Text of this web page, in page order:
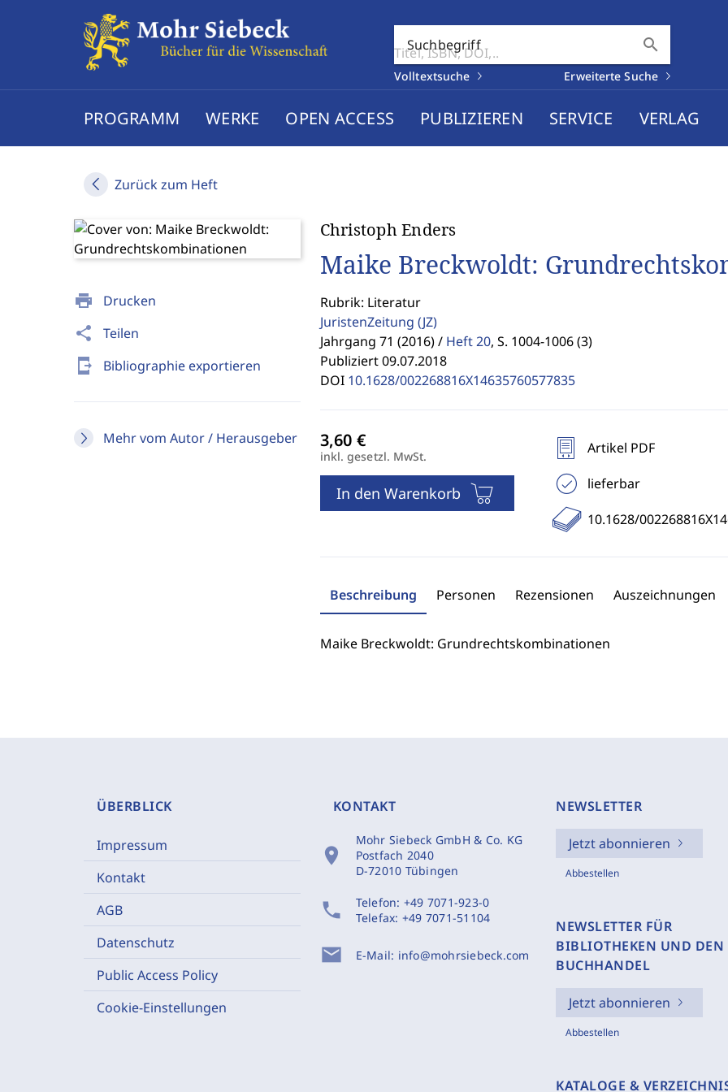
Suchbegriff search
Volltextsuche Erweiterte Suche
PROGRAMM WERKE OPEN ACCESS PUBLIZIEREN SERVICE VERLAG
Zurück zum Heft
print Drucken
share Teilen
send_to_mobile Bibliographie exportieren
Mehr vom Autor / Herausgeber
Christoph Enders
Maike Breckwoldt:
Rubrik: Literatur
JuristenZeitung (JZ)
Jahrgang 71 (2016) / Heft 20, S. 1004-1006 (3)
Publiziert 09.07.2018
DOI 10.1628/002268816X14635760577835
inkl. gesetzl. MwSt.
In den Warenkorb
Artikel PDF
lieferbar
10.1628/
Beschreibung Personen Rezensionen Auszeichnungen
Maike Breckwoldt: Grundrechtskombinationen
ÜBERBLICK
Impressum
Kontakt
AGB
Datenschutz
Public Access Policy
Cookie-Einstellungen
KONTAKT
location_on
Mohr Siebeck GmbH & Co. KG
Postfach 2040
D-72010 Tübingen
phone Telefon: +49 7071-923-0
Telefax: +49 7071-51104
mail E-Mail: info@mohrsiebeck.com
NEWSLETTER
Jetzt abonnieren
Abbestellen
NEWSLETTER FÜR
BIBLIOTHEKEN UND DEN
BUCHHANDEL
Jetzt abonnieren
Abbestellen
KATALOGE &